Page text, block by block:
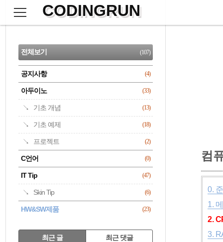
으
CODINGRUN
컴
0.
1.
2.
3.
CATEGORY
전체보기 (107)
공지사항 (4)
아두이노 (33)
기초 개념 (13)
기초 예제 (18)
프로젝트 (2)
C언어 (0)
IT Tip (47)
Skin Tip (6)
HW&SW제품 (23)
RECENTLY
최근 글 최근 댓글
검